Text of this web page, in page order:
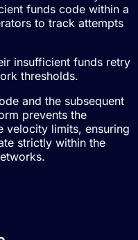
funds code within a
to track attempts
insufficient funds retry
thresholds.
and the subsequent
prevents the
velocity limits, ensuring
strictly within the